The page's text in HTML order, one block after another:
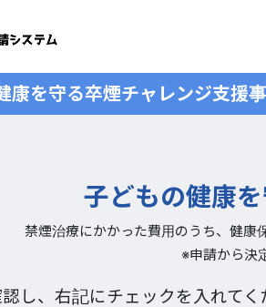
康を守る卒煙チャレンジ支援
子どもの健康
禁煙治療にかかった費用のうち、健康
※申請から決
し、右記にチェックを入れてく